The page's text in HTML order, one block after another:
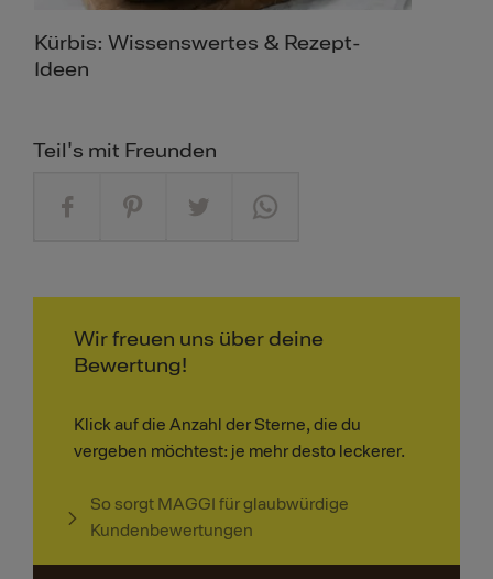
Kürbis: Wissenswertes & Rezept-
Ideen
Teil's mit Freunden
Wir freuen uns über deine
Bewertung!
Klick auf die Anzahl der Sterne, die du
vergeben möchtest: je mehr desto leckerer.
So sorgt MAGGI für glaubwürdige
Kundenbewertungen